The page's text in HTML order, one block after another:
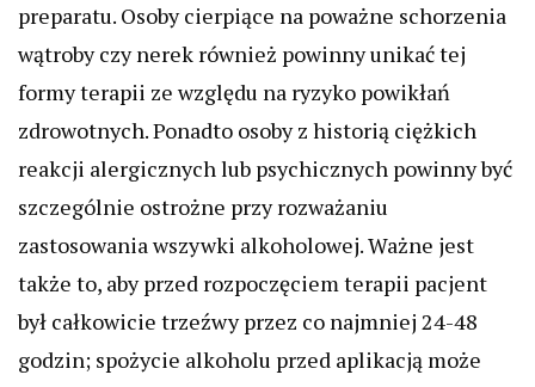
preparatu. Osoby cierpiące na poważne schorzenia
wątroby czy nerek również powinny unikać tej
formy terapii ze względu na ryzyko powikłań
zdrowotnych. Ponadto osoby z historią ciężkich
reakcji alergicznych lub psychicznych powinny być
szczególnie ostrożne przy rozważaniu
zastosowania wszywki alkoholowej. Ważne jest
także to, aby przed rozpoczęciem terapii pacjent
był całkowicie trzeźwy przez co najmniej 24-48
godzin; spożycie alkoholu przed aplikacją może